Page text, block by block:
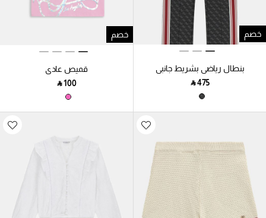
خصم
بنطال رياضي بشريط جانبي
‎ ⃁ ⁦475⁩ ‎
خصم
قميص عادي
‎ ⃁ ⁦100⁩ ‎